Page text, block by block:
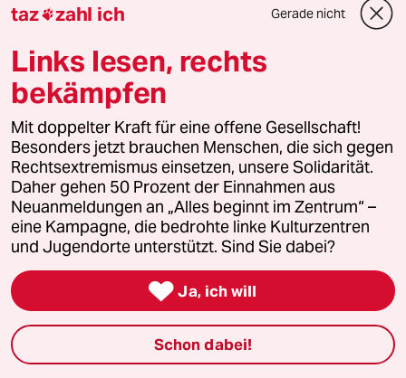
macht durchaus Sinn. und fürs bedingungslose
Grundeinkommen als Weiterentwicklung der
bereits existierenden Sozialhilfe alias Hartz4
bin ich auch.
Aber das bedingslose Grundeinkommen damit
begründen zu wollen, dass Rundenboni in
Spielen funktionieren, ist mir dann doch etwas
zu "krass".
Wenn er keine bessere Begründung findet,
sollte er lieber dagegen argumentieren. Sonst
könnten die Fortschrittsfeinde ihn als
Paradebeispiel missbrauchen, um das
bedingungslose Grundeinkommen lächerlich
erscheinen zu lassen...
meistkommentiert
taz zahl ich Gerade nicht
Links lesen, rechts
bekämpfen
Mit doppelter Kraft für eine offene Gesellschaft!
Besonders jetzt brauchen Menschen, die sich gegen
Rechtsextremismus einsetzen, unsere Solidarität.
Daher gehen 50 Prozent der Einnahmen aus
Neuanmeldungen an „Alles beginnt im Zentrum“ –
eine Kampagne, die bedrohte linke Kulturzentren
und Jugendorte unterstützt. Sind Sie dabei?
 Ja, ich will
Schon dabei!